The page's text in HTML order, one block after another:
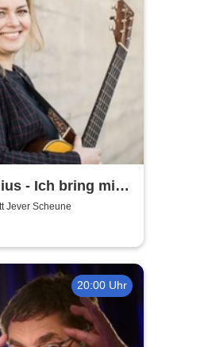
- Ich bring mich
Jever Scheune
20:00 Uhr